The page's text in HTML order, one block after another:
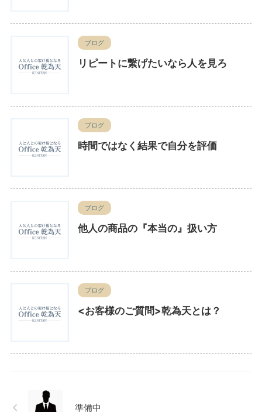
ブログ
リピートに繋げたいなら人を見ろ
ブログ
時間ではなく結果で自分を評価
ブログ
他人の商品の『本当の』扱い方
ブログ
<お客様のご質問>乾為天とは？
準備中